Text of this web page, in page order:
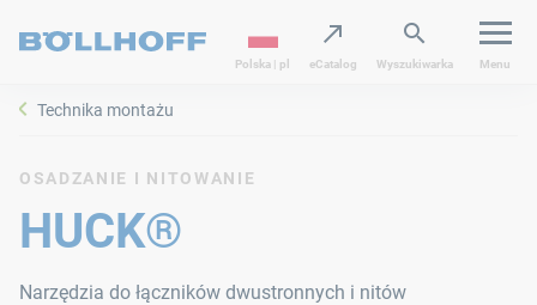
Polska | pl eCatalog Wyszukiwarka Menu
Technika montażu
OSADZANIE I NITOWANIE
HUCK®
Narzędzia do łączników dwustronnych i nitów